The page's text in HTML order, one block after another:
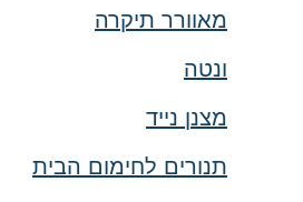
מאוורר תיקרה
ונטה
מצנן נייד
תנורים לחימום הבית